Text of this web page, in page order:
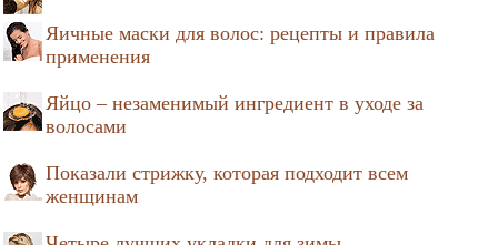
Яичные маски для волос: рецепты и правила
применения
Яйцо – незаменимый ингредиент в уходе за
волосами
Показали стрижку, которая подходит всем
женщинам